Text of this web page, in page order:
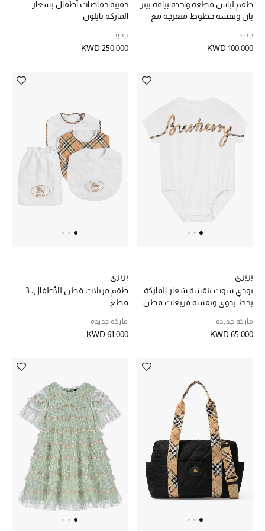
الحمام
مستلزمات المنزل
تسوقوا للمنزل
المجوهرات
مجوهرات فاخرة للنساء
إكسسوارات للرجال
هدايا مُعبرة
تسوقوا المجوهرات
طقم لباس قطعة واحدة بياقة بيتر
بان ونقشة خطوط متعرجة مع
جديد
KWD 100.000
حقيبة حفاضات أطفال بشعار
الماركة نايلون
جديد
KWD 250.000
بربري
بودي سوت بنقشة شعار الماركة
بخط يدوي ونقشة مربعات قطن
ماركة جديدة
KWD 65.000
بربري
طقم مريلات قطن للأطفال، 3
قطع
ماركة جديدة
KWD 61.000